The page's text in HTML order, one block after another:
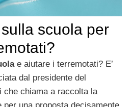
scuola per
e aiutare i terremotati? E’
dal presidente del
che chiama a raccolta la